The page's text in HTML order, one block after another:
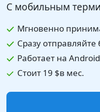
С мобильным
Мгновенно
Сразу
Работает на
Стоит 19 $в мес.